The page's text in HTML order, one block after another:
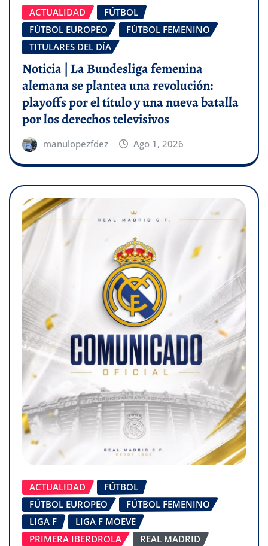
ACTUALIDAD
FÚTBOL
FÚTBOL EUROPEO
FÚTBOL FEMENINO
TITULARES DEL DÍA
Noticia | La Bundesliga femenina
alemana se plantea una revolución:
playoffs por el título y una nueva batalla
por los derechos televisivos
manulopezfdez Ago 1, 2026
ACTUALIDAD
FÚTBOL
FÚTBOL EUROPEO
FÚTBOL FEMENINO
LIGA F
LIGA F MOEVE
PRIMERA IBERDROLA
REAL MADRID